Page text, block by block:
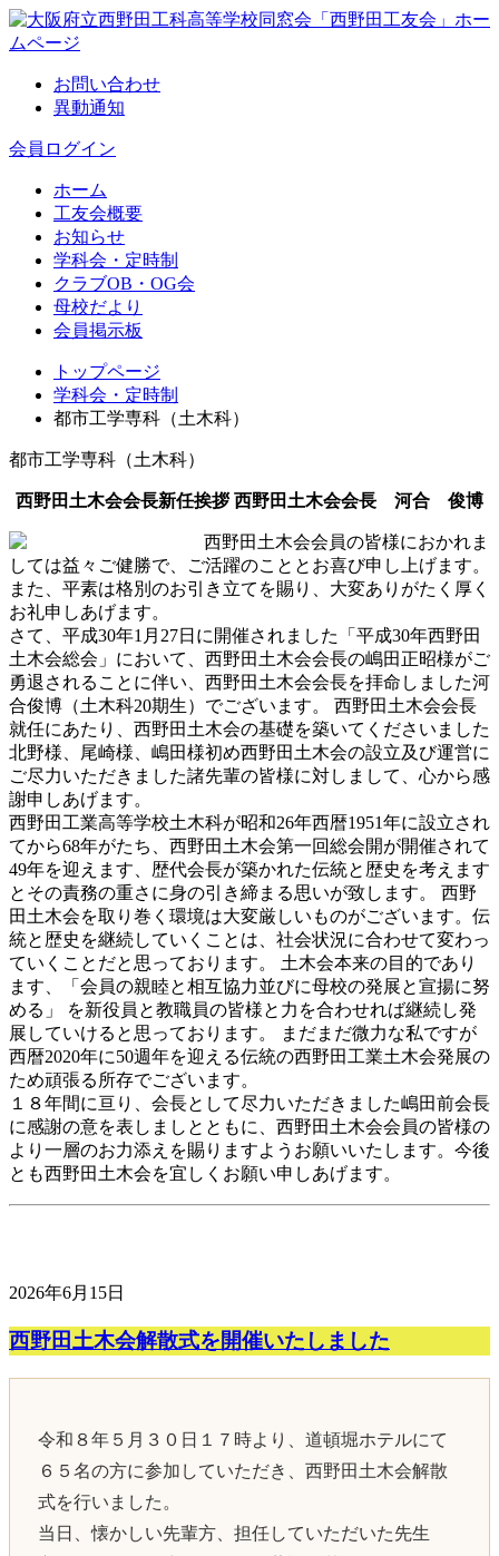
お問い合わせ
異動通知
会員ログイン
ホーム
工友会概要
お知らせ
学科会・定時制
クラブOB・OG会
母校だより
会員掲示板
トップページ
学科会・定時制
都市工学専科（土木科）
都市工学専科（土木科）
西野田土木会会長新任挨拶 西野田土木会会長 河合 俊博
西野田土木会会員の皆様におかれま
しては益々ご健勝で、ご活躍のこととお喜び申し上げます。
また、平素は格別のお引き立てを賜り、大変ありがたく厚く
お礼申しあげます。
さて、平成30年1月27日に開催されました「平成30年西野田
土木会総会」において、西野田土木会会長の嶋田正昭様がご
勇退されることに伴い、西野田土木会会長を拝命しました河
合俊博（土木科20期生）でございます。 西野田土木会会長
就任にあたり、西野田土木会の基礎を築いてくださいました
北野様、尾崎様、嶋田様初め西野田土木会の設立及び運営に
ご尽力いただきました諸先輩の皆様に対しまして、心から感
謝申しあげます。
西野田工業高等学校土木科が昭和26年西暦1951年に設立され
てから68年がたち、西野田土木会第一回総会開が開催されて
49年を迎えます、歴代会長が築かれた伝統と歴史を考えます
とその責務の重さに身の引き締まる思いが致します。 西野
田土木会を取り巻く環境は大変厳しいものがございます。伝
統と歴史を継続していくことは、社会状況に合わせて変わっ
ていくことだと思っております。 土木会本来の目的であり
ます、「会員の親睦と相互協力並びに母校の発展と宣揚に努
める」 を新役員と教職員の皆様と力を合わせれば継続し発
展していけると思っております。 まだまだ微力な私ですが
西暦2020年に50週年を迎える伝統の西野田工業土木会発展の
ため頑張る所存でございます。
１８年間に亘り、会長として尽力いただきました嶋田前会長
に感謝の意を表しましとともに、西野田土木会会員の皆様の
より一層のお力添えを賜りますようお願いいたします。今後
とも西野田土木会を宜しくお願い申しあげます。
2026年6月15日
西野田土木会解散式を開催いたしました
令和８年５月３０日１７時より、道頓堀ホテルにて
６５名の方に参加していただき、西野田土木会解散
式を行いました。
当日、懐かしい先輩方、担任していただいた先生